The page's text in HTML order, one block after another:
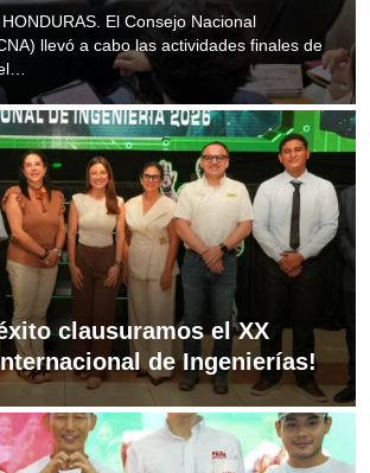
El Consejo Nacional
llevó a cabo las actividades finales de
clausuramos el XX
de Ingenierías!